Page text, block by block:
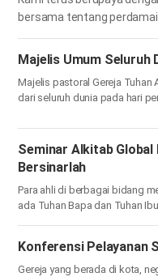
bersama tentang
badan di negara lain.
Majelis Umum Seluruh
Majelis pastoral Gereja Tuhan
dari seluruh dunia pada hari
Seminar Alkitab Global
Bersinarlah
Para ahli di berbagai bidang
ada Tuhan Bapa dan Tuhan
Konferensi Pelayanan
Gereja yang berada di kota,